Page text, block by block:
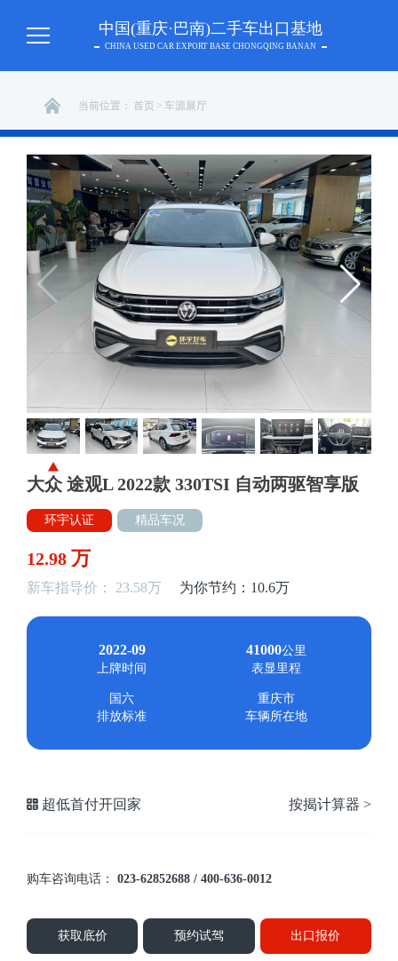
中国(重庆·巴南)二手车出口基地
CHINA USED CAR EXPORT BASE CHONGQING BANAN
当前位置： 首页 > 车源展厅
大众 途观L 2022款 330TSI 自动两驱智享版
环宇认证 精品车况
12.98 万
新车指导价： 23.58万 为你节约：10.6万
2022-09
上牌时间
41000公里
表显里程
国六
排放标准
重庆市
车辆所在地
超低首付开回家 按揭计算器 >
购车咨询电话： 023-62852688 / 400-636-0012
获取底价 预约试驾 出口报价